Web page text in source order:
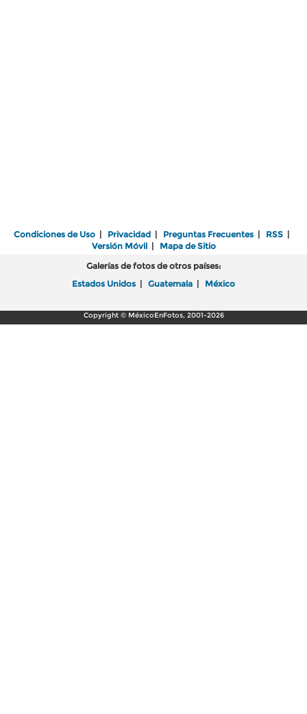
Condiciones de Uso | Privacidad | Preguntas Frecuentes | RSS |
Versión Móvil| Mapa de Sitio
Galerías de fotos de otros países:
Estados Unidos | Guatemala | México
Copyright © MéxicoEnFotos, 2001-2026